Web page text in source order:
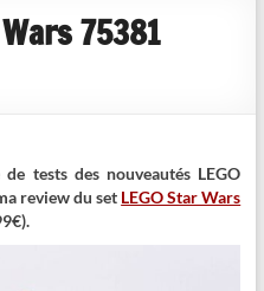
75381
tests des nouveautés LEGO
review du set LEGO Star Wars